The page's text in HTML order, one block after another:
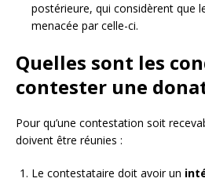
postérieure, qui considèrent que
menacée par celle-ci.
Quelles sont les
contester une
Pour qu’une contestation soit
doivent être réunies :
Le contestataire doit avoir un